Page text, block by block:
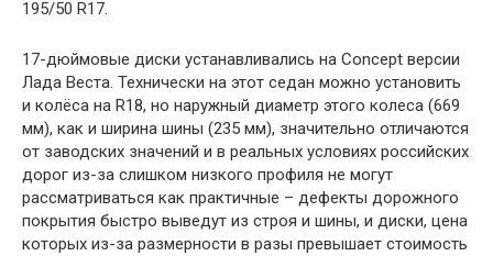
195/50 R17.
17-дюймовые диски устанавливались на Concept версии
Лада Веста. Технически на этот седан можно установить
и колёса на R18, но наружный диаметр этого колеса (669
мм), как и ширина шины (235 мм), значительно отличаются
от заводских значений и в реальных условиях российских
дорог из-за слишком низкого профиля не могут
рассматриваться как практичные – дефекты дорожного
покрытия быстро выведут из строя и шины, и диски, цена
которых из-за размерности в разы превышает стоимость